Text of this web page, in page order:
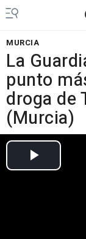
MURCIA
La
punto
droga de
(Murcia)